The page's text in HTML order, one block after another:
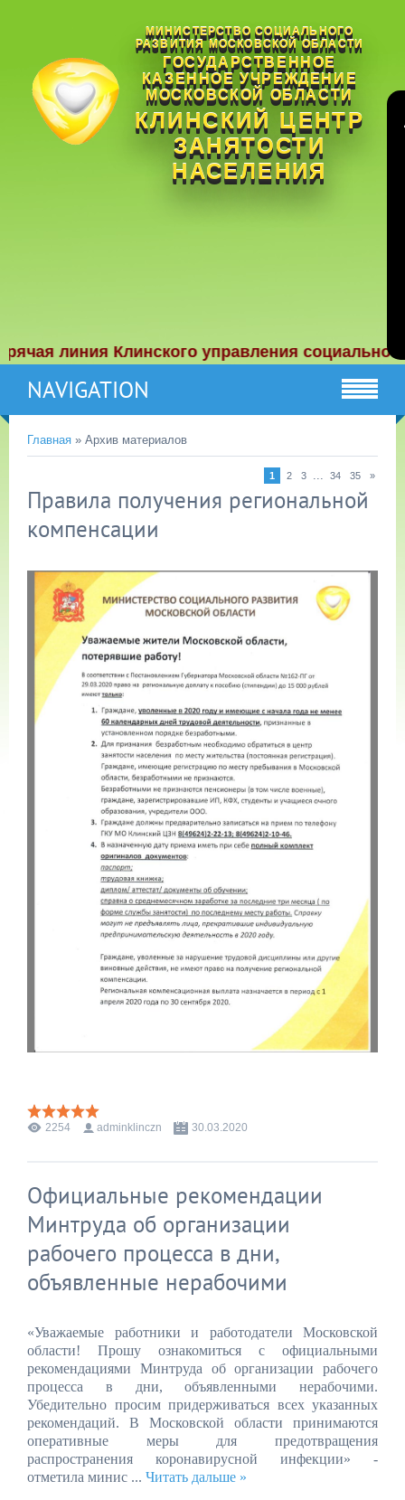
МИНИСТЕРСТВО СОЦИАЛЬНОГО
РАЗВИТИЯ МОСКОВСКОЙ ОБЛАСТИ
ГОСУДАРСТВЕННОЕ
КАЗЕННОЕ УЧРЕЖДЕНИЕ
МОСКОВСКОЙ ОБЛАСТИ
КЛИНСКИЙ ЦЕНТР
ЗАНЯТОСТИ
НАСЕЛЕНИЯ
Клинского управления социальной защиты
NAVIGATION
Главная » Архив материалов
1 2 3 ... 34 35 »
Правила получения региональной
компенсации
2254 adminklinczn 30.03.2020
Официальные рекомендации
Минтруда об организации
рабочего процесса в дни,
объявленные нерабочими
«Уважаемые работники и работодатели Московской
области! Прошу ознакомиться с официальными
рекомендациями Минтруда об организации рабочего
процесса в дни, объявленными нерабочими.
Убедительно просим придерживаться всех указанных
рекомендаций. В Московской области принимаются
оперативные меры для предотвращения
распространения коронавирусной инфекции» -
отметила минис ... Читать дальше »